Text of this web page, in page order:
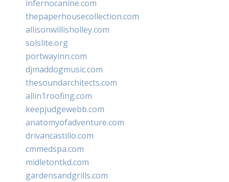
infernocanine.com
thepaperhousecollection.com
allisonwillisholley.com
solslite.org
portwayinn.com
djmaddogmusic.com
thesoundarchitects.com
allin1roofing.com
keepjudgewebb.com
anatomyofadventure.com
drivancastillo.com
cmmedspa.com
midletontkd.com
gardensandgrills.com